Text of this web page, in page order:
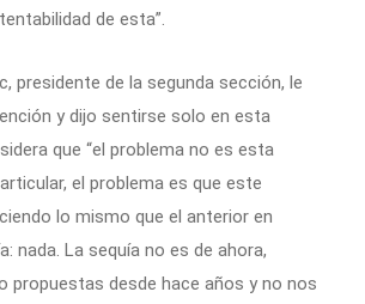
de esta”.
presidente de la segunda sección, le
y dijo sentirse solo en esta
que “el problema no es esta
el problema es que este
lo mismo que el anterior en
nada. La sequía no es de ahora,
propuestas desde hace años y no nos